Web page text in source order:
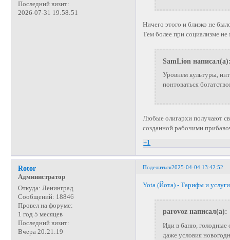
Последний визит:
2026-07-31 19:58:51
Ничего этого и близко не
Тем более при социализме
SamLion
Уровнем культуры,
понтоваться
Любые олигархи получают
созданной рабочими
+1
Поделиться2025-04-04 13:42:52
Rotor
Администратор
Откуда: Ленинград
Сообщений: 18846
Провел на форуме:
1 год 5 месяцев
Последний визит:
Вчера 20:21:19
Yota (Йота) - Тарифы и услуги
parovoz написал(а):
Иди в баню, голодные
даже условия